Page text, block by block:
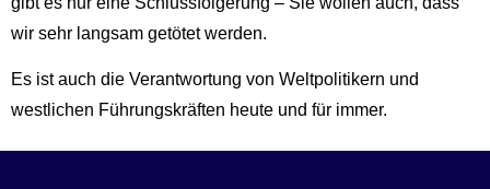
wir sehr langsam getötet werden.
Es ist auch die Verantwortung von Weltpolitikern und
westlichen Führungskräften heute und für immer.